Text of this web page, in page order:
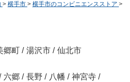
> 横手市 > 横手市のコンビニエンスストア >
郷町 / 湯沢市 / 仙北市
六郷 / 長野 / 八幡 / 神宮寺 /